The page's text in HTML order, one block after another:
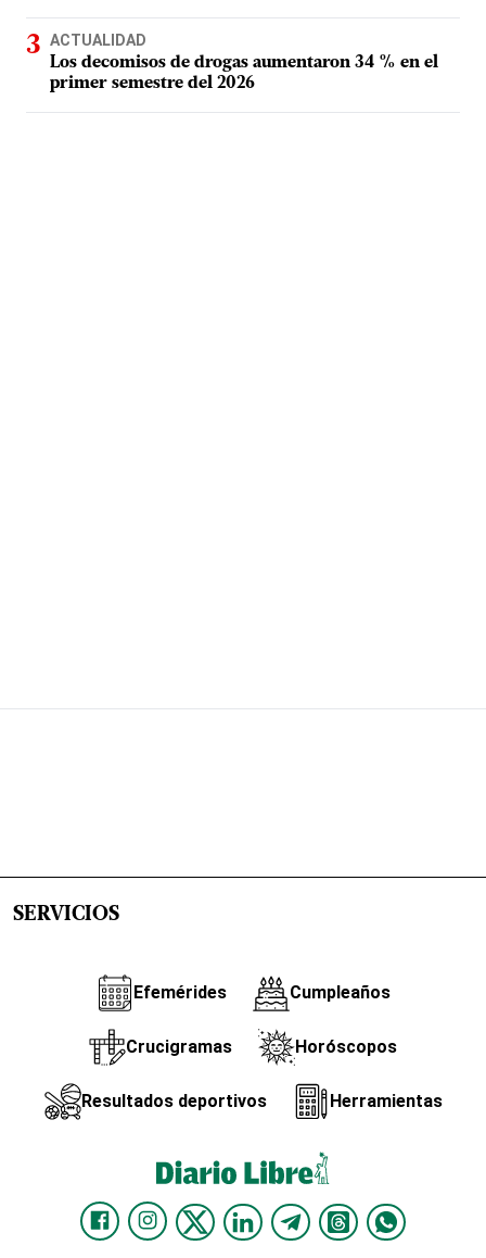
ACTUALIDAD
Los decomisos de drogas aumentaron 34 % en el
primer semestre del 2026
SERVICIOS
Efemérides Cumpleaños
Crucigramas Horóscopos
Resultados deportivos Herramientas